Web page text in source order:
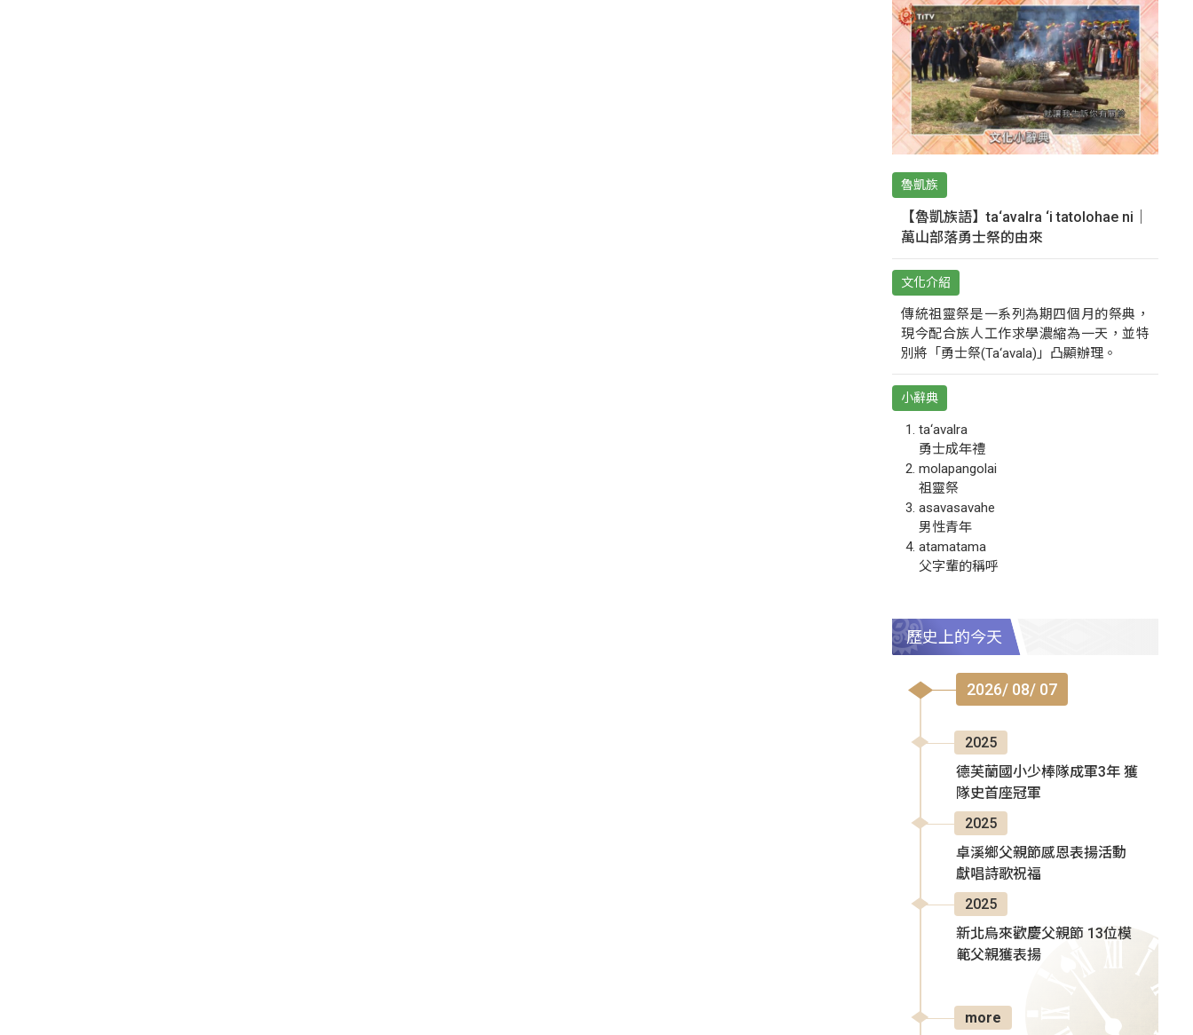
魯凱族
【魯凱族語】ta‘avalra ‘i tatolohae ni｜
萬山部落勇士祭的由來
文化介紹
傳統祖靈祭是一系列為期四個月的祭典，
現今配合族人工作求學濃縮為一天，並特
別將「勇士祭(Ta‘avala)」凸顯辦理。
小辭典
ta‘avalra
勇士成年禮
molapangolai
祖靈祭
asavasavahe
男性青年
atamatama
父字輩的稱呼
歷史上的今天
2026/ 08/ 07
2025
德芙蘭國小少棒隊成軍3年 獲
隊史首座冠軍
2025
卓溪鄉父親節感恩表揚活動
獻唱詩歌祝福
2025
新北烏來歡慶父親節 13位模
範父親獲表揚
more